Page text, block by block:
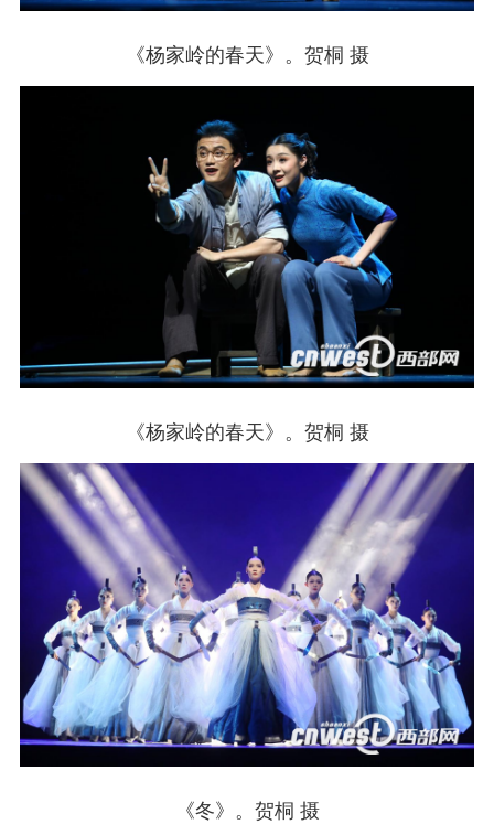
《杨家岭的春天》。贺桐 摄
《杨家岭的春天》。贺桐 摄
《冬》。贺桐 摄